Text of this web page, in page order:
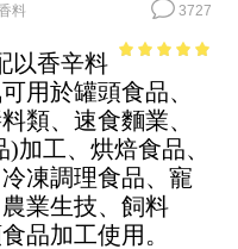
料 3727
5
以香辛料
用於罐頭食品、
類、速食麵業、
加工、烘焙食品、
凍調理食品、寵
業生技、飼料
品加工使用。